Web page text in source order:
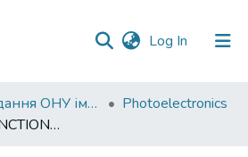
Log In (current)
Наукові видання ОНУ імені І. І. Мечникова
Photoelectronics
THE GREEN’S FUNCTIONS AND DENSITY FUNCTIONAL APPROACH TO VIBRATIONAL STRUCTURE IN THE PHOTOELECTRON SPECTRA OF MOLECULES